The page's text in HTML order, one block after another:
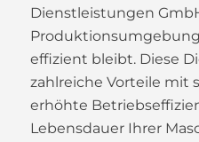
Dienstleistungen
effizient bleibt. Diese
zahlreiche Vorteile mit
erhöhte
Lebensdauer Ihrer